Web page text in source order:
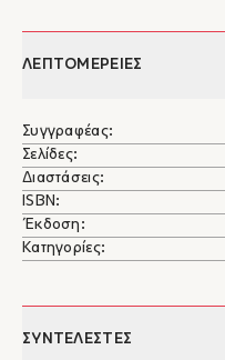
ΛΕΠΤΟΜΕΡΕΙΕΣ
Συγγραφέας:
Σελίδες:
Διαστάσεις:
ISBN:
Έκδοση:
Κατηγορίες:
ΣΥΝΤΕΛΕΣΤΕΣ